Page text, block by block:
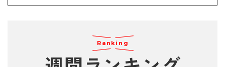
Ranking